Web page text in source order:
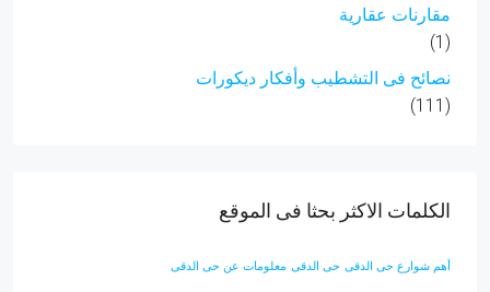
مقارنات عقارية
(1)
نصائح فى التشطيب وأفكار ديكورات
(111)
الكلمات الاكثر بحثا فى الموقع
أهم شوارع حى الدقى حى الدقى معلومات عن حى الدقى